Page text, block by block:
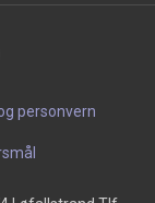
personvern